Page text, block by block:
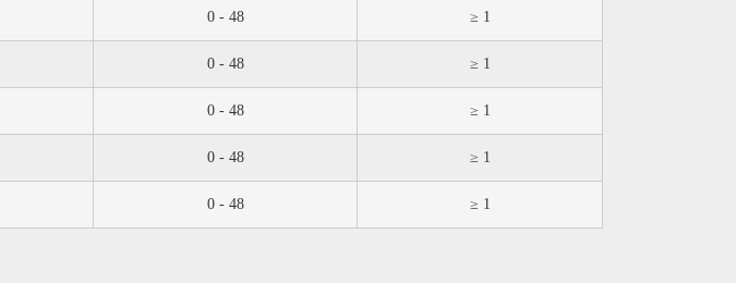
0 - 48 ≥ 1
0 - 48 ≥ 1
0 - 48 ≥ 1
0 - 48 ≥ 1
0 - 48 ≥ 1